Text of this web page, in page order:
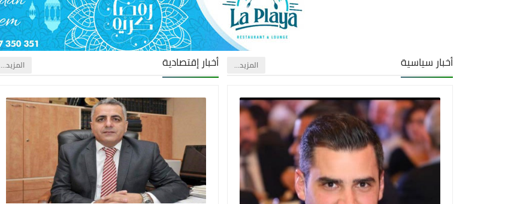
أخبار سياسية ‏المزيد… أخبار إقتصادية ‏المزيد…